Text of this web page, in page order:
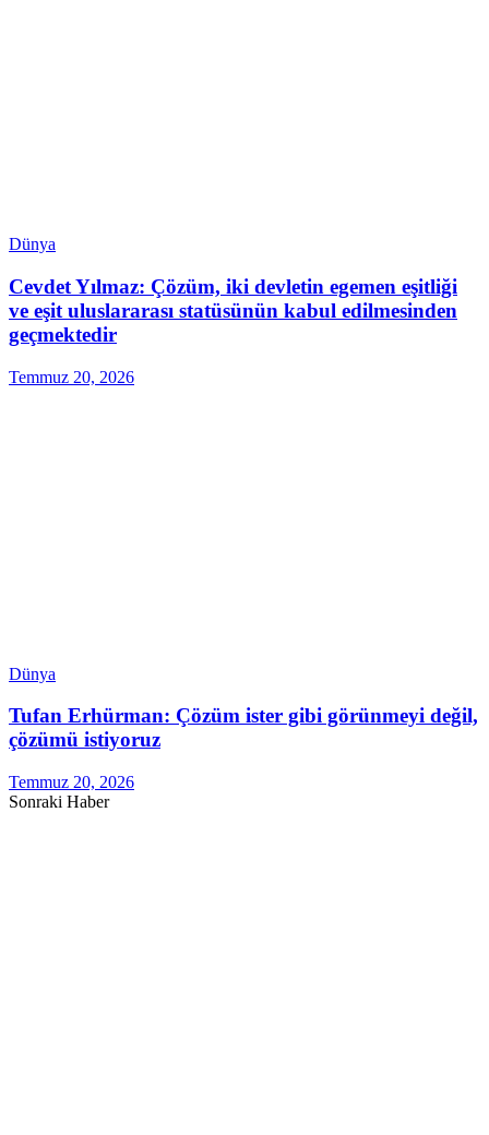
Dünya
Cevdet Yılmaz: Çözüm, iki devletin egemen eşitliği
ve eşit uluslararası statüsünün kabul edilmesinden
geçmektedir
Temmuz 20, 2026
Dünya
Tufan Erhürman: Çözüm ister gibi görünmeyi değil,
çözümü istiyoruz
Temmuz 20, 2026
Sonraki Haber